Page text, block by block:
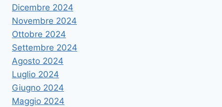
Dicembre 2024
Novembre 2024
Ottobre 2024
Settembre 2024
Agosto 2024
Luglio 2024
Giugno 2024
Maggio 2024